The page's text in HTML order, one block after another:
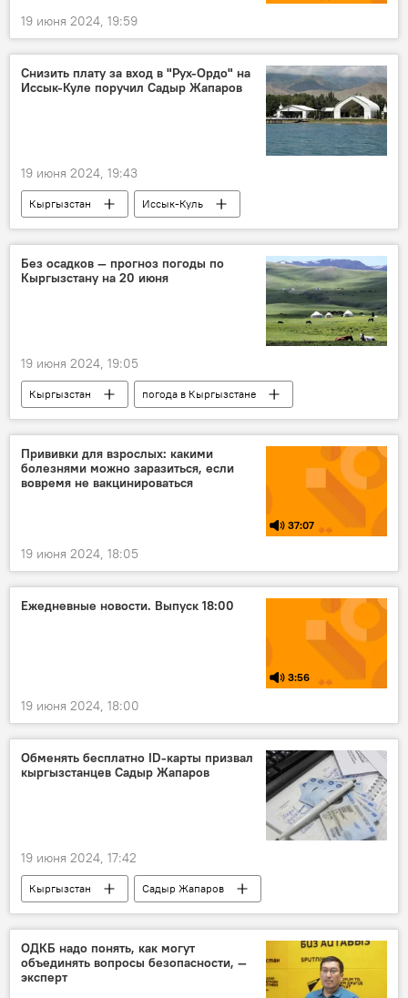
19 июня 2024, 19:59
Снизить плату за вход в "Рух-Ордо" на
Иссык-Куле поручил Садыр Жапаров
19 июня 2024, 19:43
Кыргызстан
Иссык-Куль
культурный центр "Рух Ордо"
плата
Без осадков — прогноз погоды по
Кыргызстану на 20 июня
19 июня 2024, 19:05
Кыргызстан
погода в Кыргызстане
погода
прогноз погоды
Прививки для взрослых: какими
болезнями можно заразиться, если
вовремя не вакцинироваться
37:07
19 июня 2024, 18:05
Ежедневные новости. Выпуск 18:00
3:56
19 июня 2024, 18:00
Обменять бесплатно ID-карты призвал
кыргызстанцев Садыр Жапаров
19 июня 2024, 17:42
Кыргызстан
Садыр Жапаров
ID-карта
замена
ОДКБ надо понять, как могут
объединять вопросы безопасности, —
эксперт